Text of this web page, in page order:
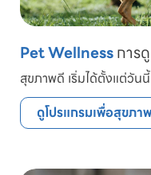
Pet Wellnessการ
สุขภาพดี เริ่มได้ตั้งแต่วันนี้
ดูโปรแกรมเพื่อสุขภาพ